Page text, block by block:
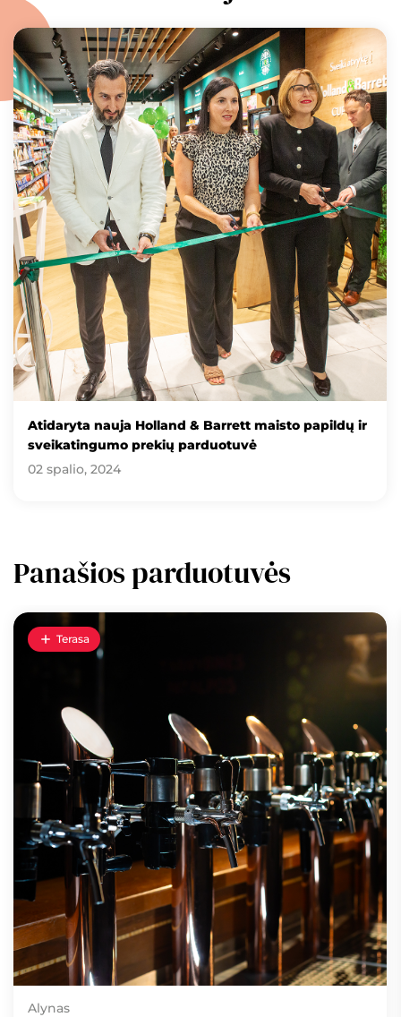
Atidaryta nauja Holland & Barrett maisto papildų ir
sveikatingumo prekių parduotuvė
02 spalio, 2024
Panašios parduotuvės
Alynas
Terasa